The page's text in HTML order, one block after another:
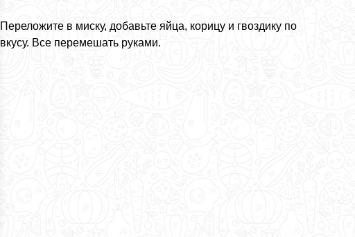
Переложите в миску, добавьте яйца, корицу и гвоздику по
вкусу. Все перемешать руками.